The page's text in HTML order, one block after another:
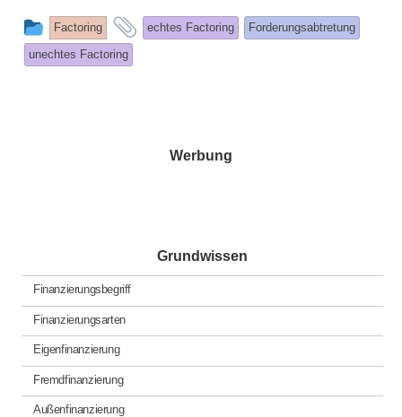
This
entry
was
Factoring
and
echtes Factoring
Forderungsabtretung
unechtes Factoring
Werbung
Grundwissen
Finanzierungsbegriff
Finanzierungsarten
Eigenfinanzierung
Fremdfinanzierung
Außenfinanzierung